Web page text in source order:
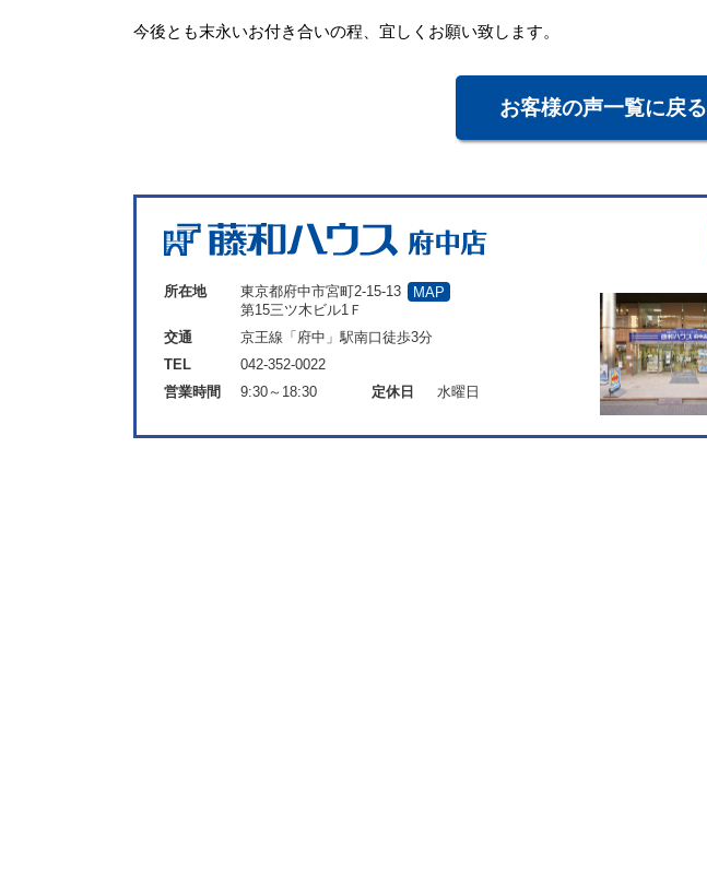
今後とも末永いお付き合いの程、宜しくお願い致します。
お客様の声一覧に戻る
所在地
東京都府中市宮町2-15-13
第15三ツ木ビル1Ｆ
MAP
交通
京王線「府中」駅南口徒歩3分
TEL
042-352-0022
営業時間
9:30～18:30 定休日 水曜日